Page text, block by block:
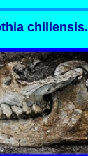
chiliensis.